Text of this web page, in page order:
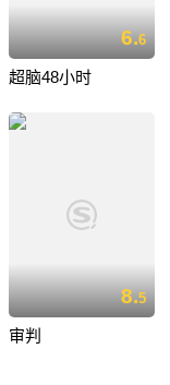
6.6
超脑48小时
8.5
审判